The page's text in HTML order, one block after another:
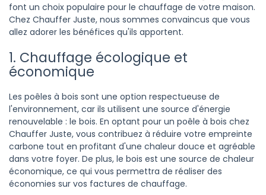
font un choix populaire pour le chauffage de votre maison.
Chez Chauffer Juste, nous sommes convaincus que vous
allez adorer les bénéfices qu'ils apportent.
1. Chauffage écologique et
économique
Les poêles à bois sont une option respectueuse de
l'environnement, car ils utilisent une source d'énergie
renouvelable : le bois. En optant pour un poêle à bois chez
Chauffer Juste, vous contribuez à réduire votre empreinte
carbone tout en profitant d'une chaleur douce et agréable
dans votre foyer. De plus, le bois est une source de chaleur
économique, ce qui vous permettra de réaliser des
économies sur vos factures de chauffage.